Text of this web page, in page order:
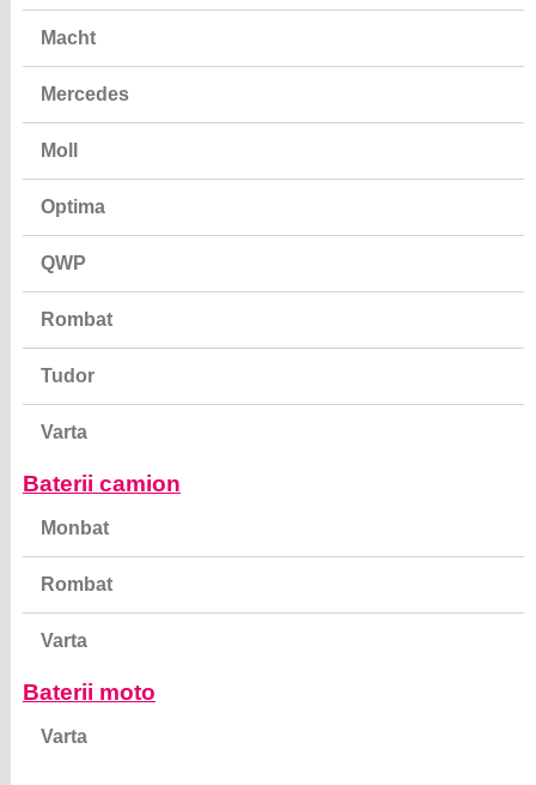
Macht
Mercedes
Moll
Optima
QWP
Rombat
Tudor
Varta
Baterii camion
Monbat
Rombat
Varta
Baterii moto
Varta